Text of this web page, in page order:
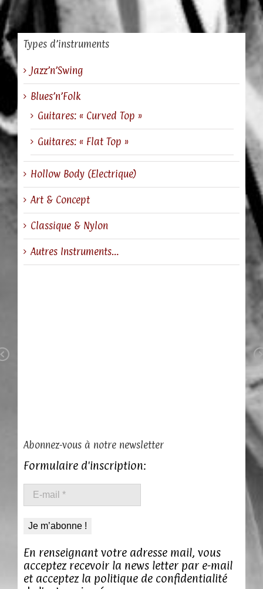
Types d’instruments
Jazz’n’Swing
Blues’n’Folk
Guitares: « Curved Top »
Guitares: « Flat Top »
Hollow Body (Electrique)
Art & Concept
Classique & Nylon
Autres Instruments…
Abonnez-vous à notre newsletter
Formulaire d'inscription:
En renseignant votre adresse mail, vous
acceptez recevoir la news letter par e-mail
et acceptez la politique de confidentialité
Politique de confidentialité
Contact